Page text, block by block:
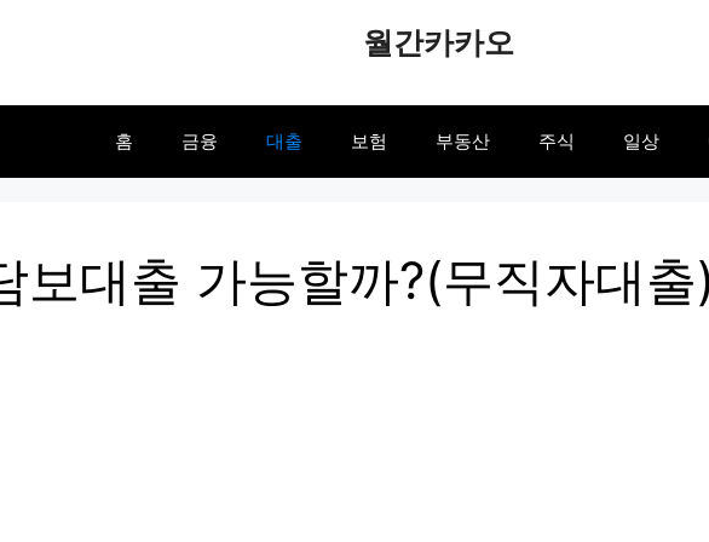
월간카카오
홈 금융 대출 보험 부동산 주식 일상
보대출 가능할까?(무직자대출)